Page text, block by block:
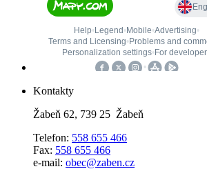
Kontakty
Žabeň 62, 739 25 Žabeň
Telefon: 558 655 466
Fax: 558 655 466
e-mail: obec@zaben.cz